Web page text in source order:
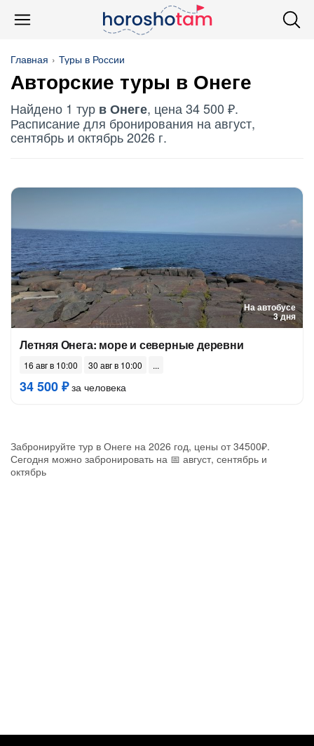
Главная Туры в России
Авторские туры в Онеге
Найдено 1 тур в Онеге, цена 34 500 ₽.
Расписание для бронирования на август,
сентябрь и октябрь 2026 г.
На автобусе
3 дня
Летняя Онега: море и северные деревни
16 авг в 10:00 30 авг в 10:00
34 500 ₽за человека
Забронируйте тур в Онеге на 2026 год, цены от 34500₽.
Сегодня можно забронировать на 📅 август, сентябрь и
октябрь